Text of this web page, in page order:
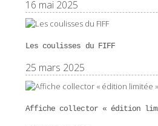
16 mai 2025
Les coulisses du FIFF
25 mars 2025
Affiche collector « édition